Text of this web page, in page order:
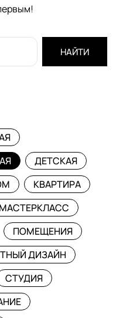
НАЙТИ
ДЕТСКАЯ
КВАРТИРА
МАСТЕРКЛАСС
ПОМЕЩЕНИЯ
ДИЗАЙН
СТУДИЯ